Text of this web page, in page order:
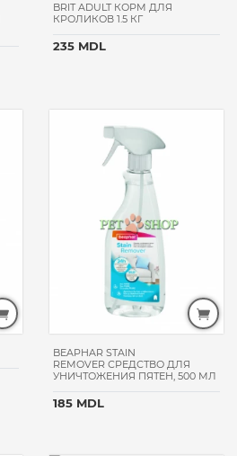
BRIT ADULT КОРМ ДЛЯ
КРОЛИКОВ 1.5 КГ
235 MDL
BEAPHAR STAIN
REMOVER СРЕДСТВО ДЛЯ
УНИЧТОЖЕНИЯ ПЯТЕН, 500 МЛ
185 MDL